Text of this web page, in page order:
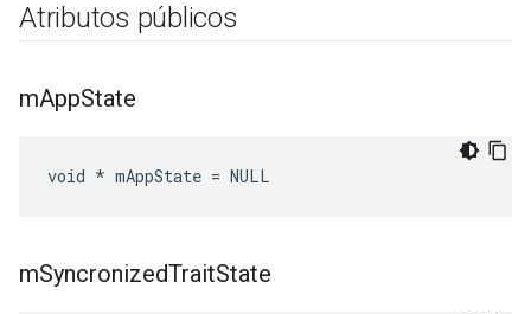
Atributos públicos
mAppState
void * mAppState = NULL
mSyncronizedTraitState